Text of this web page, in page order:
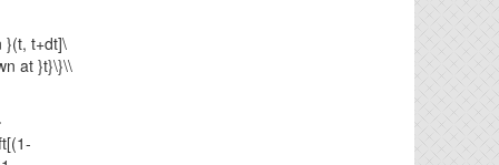
}(t, t+dt]\
at }t}\}\\